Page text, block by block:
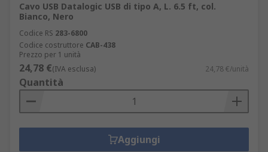
Cavo USB Datalogic USB di tipo A, L. 6.5 ft, col.
Bianco, Nero
Codice RS 283-6800
Codice costruttore CAB-438
Prezzo per 1 unità
24,78 €(IVA esclusa) 24,78 €/unità
Quantità
Aggiungi